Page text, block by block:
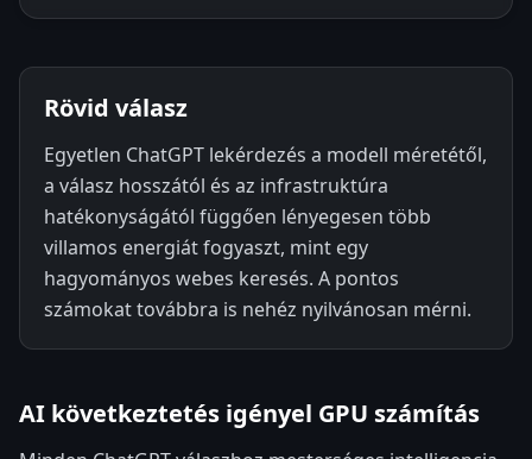
Rövid válasz
Egyetlen ChatGPT lekérdezés a modell méretétől,
a válasz hosszától és az infrastruktúra
hatékonyságától függően lényegesen több
villamos energiát fogyaszt, mint egy
hagyományos webes keresés. A pontos
számokat továbbra is nehéz nyilvánosan mérni.
AI következtetés igényel GPU számítás